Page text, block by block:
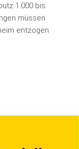
1.000 bis
müssen
entzogen